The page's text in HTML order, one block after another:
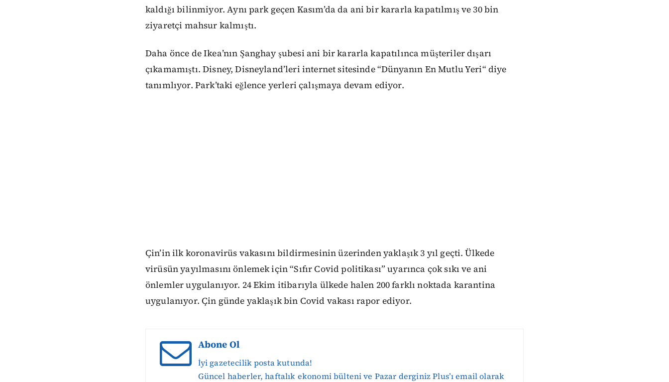
kaldığı bilinmiyor. Aynı park geçen Kasım’da da ani bir kararla kapatılmış ve 30 bin
ziyaretçi mahsur kalmıştı.
Daha önce de Ikea’nın Şanghay şubesi ani bir kararla kapatılınca müşteriler dışarı
çıkamamıştı. Disney, Disneyland’leri internet sitesinde “Dünyanın En Mutlu Yeri“ diye
tanımlıyor. Park’taki eğlence yerleri çalışmaya devam ediyor.
Çin’in ilk koronavirüs vakasını bildirmesinin üzerinden yaklaşık 3 yıl geçti. Ülkede
virüsün yayılmasını önlemek için “Sıfır Covid politikası” uyarınca çok sıkı ve ani
önlemler uygulanıyor. 24 Ekim itibarıyla ülkede halen 200 farklı noktada karantina
uygulanıyor. Çin günde yaklaşık bin Covid vakası rapor ediyor.
Abone Ol
İyi gazetecilik posta kutunda!
Güncel haberler, haftalık ekonomi bülteni ve Pazar derginiz Plus’ı email olarak